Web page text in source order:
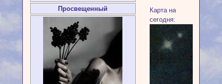
Просвещенный
Карта на
сегодня: